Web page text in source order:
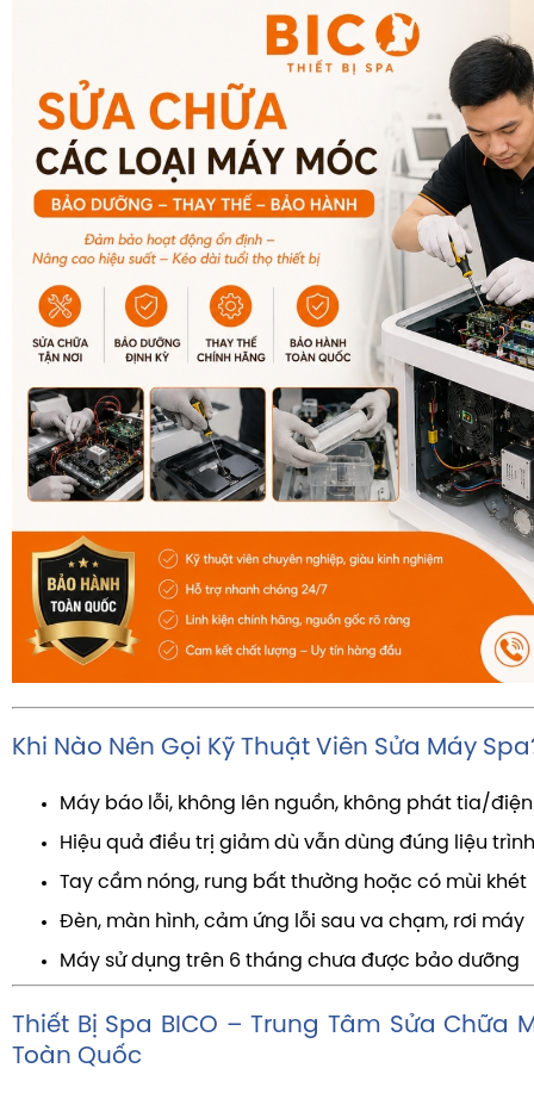
Khi Nào Nên Gọi Kỹ Thuật Viên Sửa Máy
Máy báo lỗi, không lên nguồn, không phát tia/
Hiệu quả điều trị giảm dù vẫn dùng đúng liệu trình
Tay cầm nóng, rung bất thường hoặc có mùi khét
Đèn, màn hình, cảm ứng lỗi sau va chạm, rơi máy
Máy sử dụng trên 6 tháng chưa được bảo dưỡng
Thiết Bị Spa BICO – Trung Tâm Sửa Chữa
Toàn Quốc